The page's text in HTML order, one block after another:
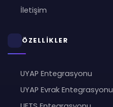
İletişim
ÖZELLİKLER
UYAP Entegrasyonu
UYAP Evrak Entegrasyonu